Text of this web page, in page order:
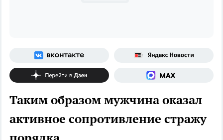
Таким образом мужчина оказал
активное сопротивление стражу